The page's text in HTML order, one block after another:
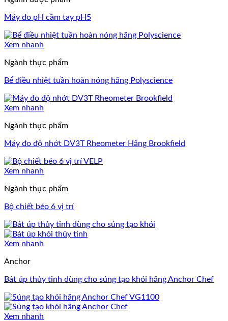
Máy đo pH cầm tay pH5
Xem nhanh
Ngành thực phẩm
Bể điều nhiệt tuần hoàn nóng hãng Polyscience
Xem nhanh
Ngành thực phẩm
Máy đo độ nhớt DV3T Rheometer Hãng Brookfield
Xem nhanh
Ngành thực phẩm
Bộ chiết béo 6 vị trí
Xem nhanh
Anchor
Bát úp thủy tinh dùng cho súng tạo khói hãng Anchor Chef
Xem nhanh